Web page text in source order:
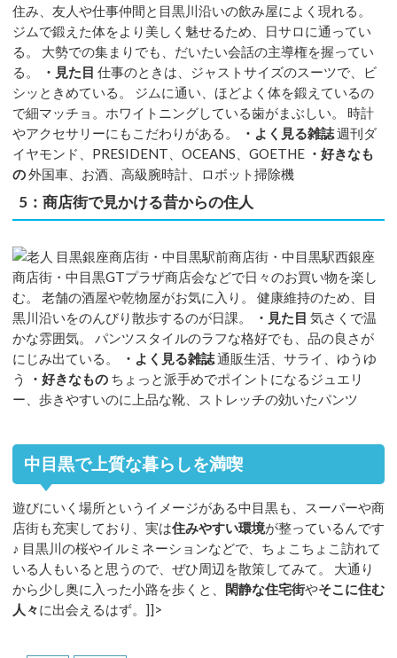
住み、友人や仕事仲間と目黒川沿いの飲み屋によく現れる。
ジムで鍛えた体をより美しく魅せるため、日サロに通ってい
る。 大勢での集まりでも、だいたい会話の主導権を握ってい
る。
・見た目 仕事のときは、ジャストサイズのスーツで、ビ
シッときめている。 ジムに通い、ほどよく体を鍛えているの
で細マッチョ。ホワイトニングしている歯がまぶしい。 時計
やアクセサリーにもこだわりがある。
・よく見る雑誌週刊ダ
イヤモンド、PRESIDENT、OCEANS、GOETHE ・好きなも
の外国車、お酒、高級腕時計、ロボット掃除機
5：商店街で見かける昔からの住人
目黒銀座商店街・中目黒駅前商店街・中目黒駅西銀座
商店街・中目黒GTプラザ商店会などで日々のお買い物を楽し
む。 老舗の酒屋や乾物屋がお気に入り。 健康維持のため、目
黒川沿いをのんびり散歩するのが日課。
・見た目 気さくで温
かな雰囲気。 パンツスタイルのラフな格好でも、品の良さが
にじみ出ている。
・よく見る雑誌通販生活、サライ、ゆうゆ
う
・好きなものちょっと派手めでポイントになるジュエリ
ー、歩きやすいのに上品な靴、ストレッチの効いたパンツ
中目黒で上質な暮らしを満喫
遊びにいく場所というイメージがある中目黒も、スーパーや商
店街も充実しており、実は住みやすい環境が整っているんです
♪ 目黒川の桜やイルミネーションなどで、ちょこちょこ訪れて
いる人もいると思うので、ぜひ周辺を散策してみて。 大通り
から少し奥に入った小路を歩くと、 閑静な住宅街やそこに住む
人々に出会えるはず。]]>